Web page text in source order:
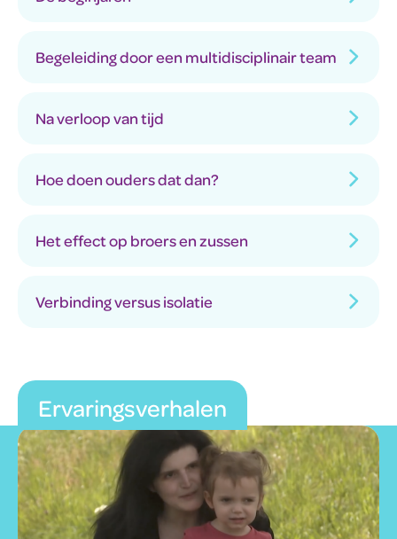
Begeleiding door een multidisciplinair team
Na verloop van tijd
Hoe doen ouders dat dan?
Het effect op broers en zussen
Verbinding versus isolatie
Ervaringsverhalen